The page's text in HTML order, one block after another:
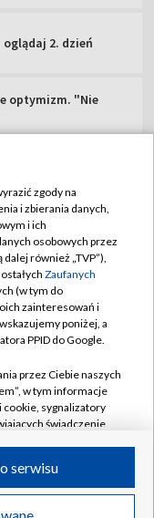
oglądaj 2. dzień
optymizm. "Nie
w likwidacji
zgody na
i zbierania danych,
i ich
osobowych przez
również „TVP”),
Zaufanych
(w tym do
zainteresowań i
poniżej, a
PPID do Google.
przez Ciebie naszych
w tym informacje
cookie, sygnalizatory
świadczenie
przez Ciebie
serwisu